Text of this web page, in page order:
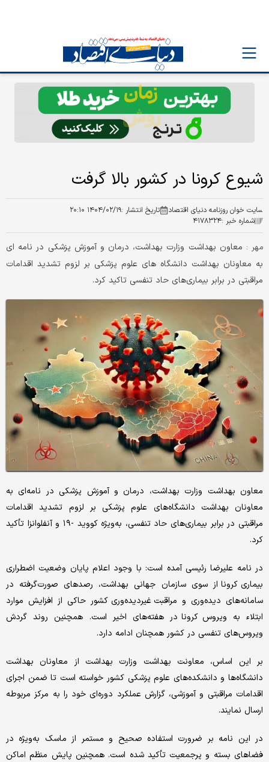
شیوع کرونا در کشور بالا گرفت
سایت خوان روزنامه دنیای اقتصاد تاریخ انتشار :۱۴۰۴/۰۲/۱۹ ۲۰:۱۰
شماره خبر :۴۱۷۸۳۲۴
مهر : معاون بهداشت وزارت بهداشت، درمان و آموزش پزشکی در نامه ای
به معاونان بهداشت دانشگاه های علوم پزشکی بر لزوم تشدید اقدامات
مراقبتی در برابر بیماری‌های حاد تنفسی تاکید کرد.
معاون بهداشت وزارت بهداشت، درمان و آموزش پزشکی در نامه‌ای به
معاونان بهداشت دانشگاه‌های علوم پزشکی بر لزوم تشدید اقدامات
مراقبتی در برابر بیماری‌های حاد تنفسی، به‌ویژه کووید -۱۹ و آنفلوانزا تأکید
کرد.
در نامه علیرضا رئیسی آمده است: با وجود اعلام پایان وضعیت اضطراری
بیماری کرونا از سوی سازمان جهانی بهداشت، رصدهای صورت‌گرفته در
سامانه‌های دیده‌وری و مراقبت غیردیده‌وری کشور حاکی از افزایش موارد
ابتلاء به ویروس کرونا در هفته‌های اخیر است. همچنین روند گردش
ویروس‌های تنفسی در کشور همچنان ادامه دارد.
بر این اساس، معاونت بهداشت وزارت بهداشت از معاونان بهداشت
دانشگاه‌ها و دانشکده‌های علوم پزشکی کشور خواسته است تا ضمن اجرای
اقدامات مراقبتی و آموزشی، گزارش عملکرد دوره‌ای خود را به مرکز مربوطه
ارسال نمایند.
در این نامه بر ضرورت استفاده صحیح و مستمر از ماسک به‌ویژه در
فضاهای بسته و پرجمعیت تأکید شده است. همچنین پایش منظم اماکن